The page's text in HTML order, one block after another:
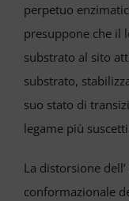
perpetuo
presuppone che il
substrato al sito
substrato,
suo stato di
legame più
La distorsione
conformazionale